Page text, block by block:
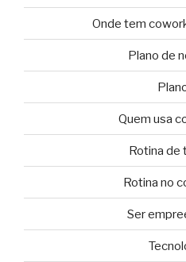
Onde tem
Plano de
Quem usa
Rotina de
Rotina no
Ser